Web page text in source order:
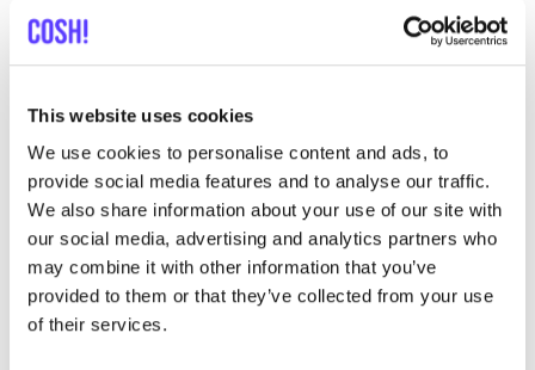
This website uses cookies
We use cookies to personalise content and ads, to
provide social media features and to analyse our traffic.
We also share information about your use of our site with
our social media, advertising and analytics partners who
may combine it with other information that you’ve
provided to them or that they’ve collected from your use
of their services.